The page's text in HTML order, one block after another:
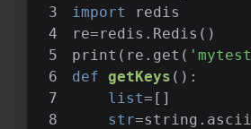
import
redis
re=redis.Redis()
print(re.get(
def getKeys ():
list=[]
str